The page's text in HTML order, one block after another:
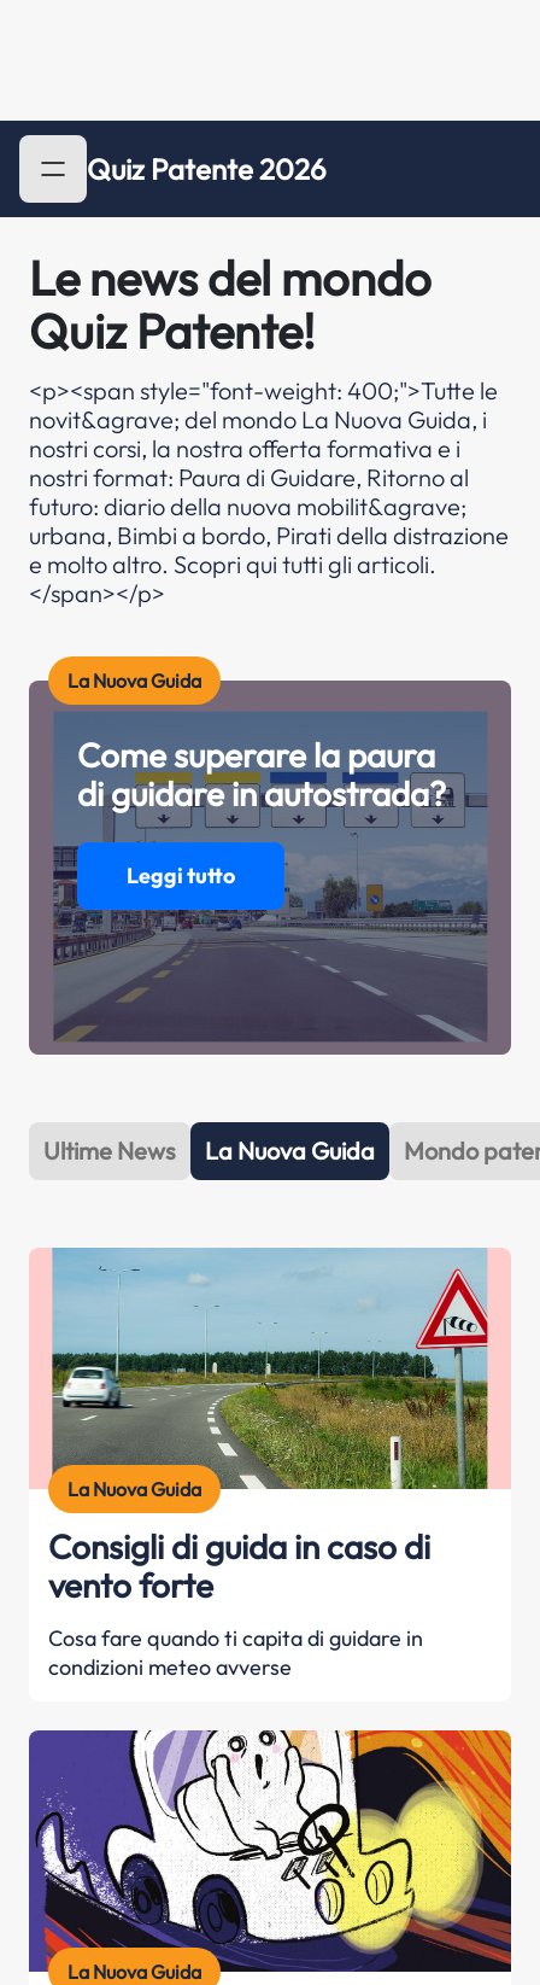
Quiz Patente 2026
Le news del mondo
Quiz Patente!
<p><span style="font-weight: 400;">Tutte le
novit&agrave; del mondo La Nuova Guida, i
nostri corsi, la nostra offerta formativa e i
nostri format: Paura di Guidare, Ritorno al
futuro: diario della nuova mobilit&agrave;
urbana, Bimbi a bordo, Pirati della distrazione
e molto altro. Scopri qui tutti gli articoli.
</span></p>
Come superare la paura
di guidare in autostrada?
Leggi tutto
La Nuova Guida
Ultime News La Nuova Guida Mondo
Consigli di guida in caso di
vento forte
Cosa fare quando ti capita di guidare in
condizioni meteo avverse
La Nuova Guida
La Nuova Guida